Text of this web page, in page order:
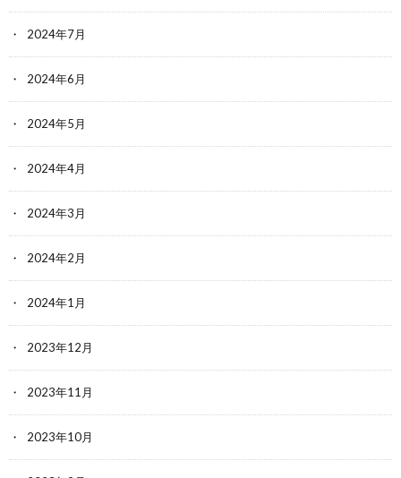
2024年7月
2024年6月
2024年5月
2024年4月
2024年3月
2024年2月
2024年1月
2023年12月
2023年11月
2023年10月